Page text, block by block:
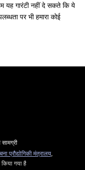
यह गारंटी नहीं दे सकते कि ये
पर भी हमारा कोई
सामग्री
प्रौद्योगिकी मंत्रालय,
गया है